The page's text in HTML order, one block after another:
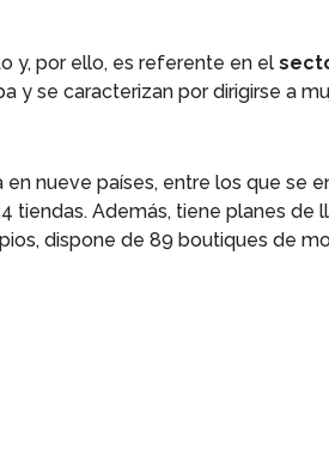
y, por ello, es referente en el
y se caracterizan por dirigirse a
nueve países, entre los que se
tiendas. Además, tiene planes de
dispone de 89 boutiques de